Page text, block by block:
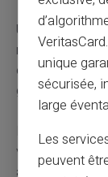
Une fois votre
réflexes.
comme les
gestion.
Privilégiez les
vérifient le
alertes SMS
unique
sécurisée,
large
Les
peuvent